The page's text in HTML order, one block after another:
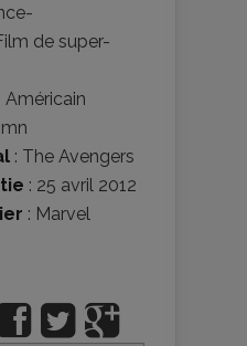
de super-
Américain
: The Avengers
: 25 avril 2012
: Marvel